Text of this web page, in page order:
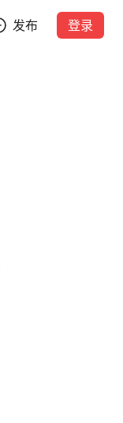
发布 登录